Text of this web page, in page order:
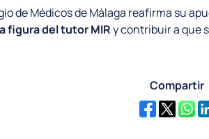
de Médicos de Málaga reafirma su
figura del tutor MIRy contribuir a que
Compartir